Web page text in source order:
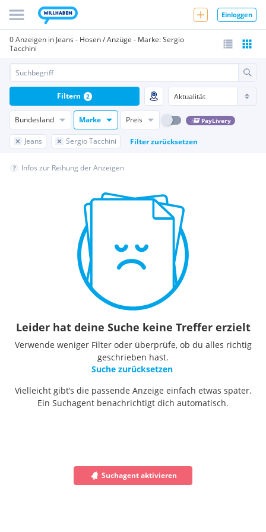
Einloggen
0 Anzeigen in Jeans - Hosen / Anzüge - Marke: Sergio
Tacchini
Bundesland Marke Preis PayLivery
Jeans Sergio Tacchini Filter zurücksetzen
Filtern 2
Infos zur Reihung der Anzeigen
Leider hat deine Suche keine Treffer erzielt
Verwende weniger Filter oder überprüfe, ob du alles richtig
geschrieben hast.
Suche zurücksetzen
Vielleicht gibt’s die passende Anzeige einfach etwas später.
Ein Suchagent benachrichtigt dich automatisch.
Suchagent aktivieren